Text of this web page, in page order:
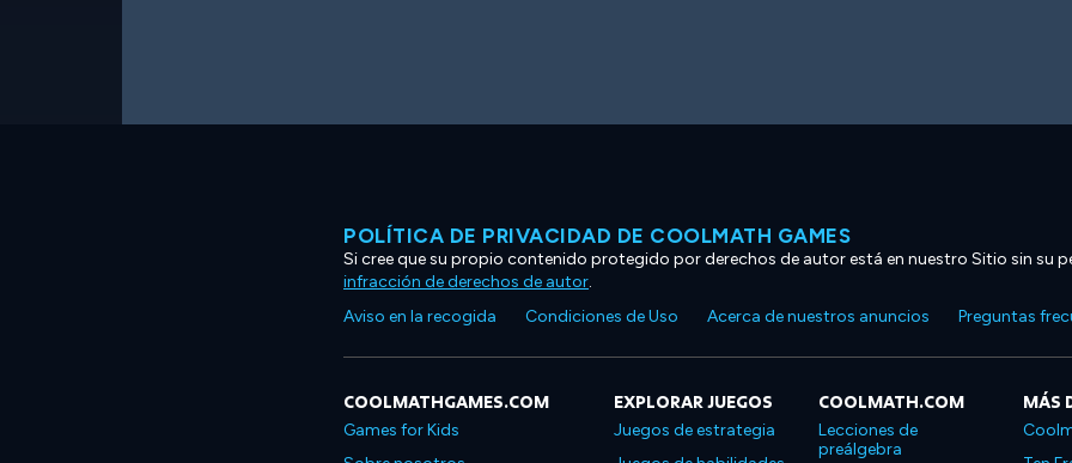
POLÍTICA DE PRIVACIDAD DE COOLMATH GAMES
Si cree que su propio contenido protegido por derechos de autor está en nuestro Sitio sin su
infracción de derechos de autor.
Aviso en la recogida
Condiciones de Uso Acerca de nuestros anuncios Preguntas
COOLMATHGAMES.COM
Games for Kids
EXPLORAR JUEGOS
Juegos de estrategia
COOLMATH.COM
Lecciones de
preálgebra
MÁS